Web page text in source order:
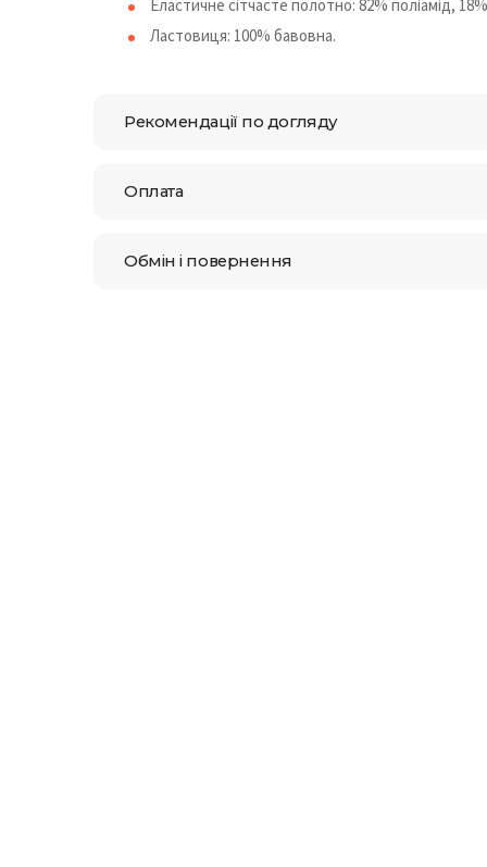
Еластичне сітчасте полотно: 82% поліамід,
Ластовиця: 100% бавовна.
Рекомендації по догляду
Оплата
Обмін і повернення